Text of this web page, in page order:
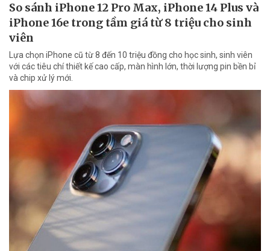
So sánh iPhone 12 Pro Max, iPhone 14 Plus và
iPhone 16e trong tầm giá từ 8 triệu cho sinh
viên
Lựa chọn iPhone cũ từ 8 đến 10 triệu đồng cho học sinh, sinh viên
với các tiêu chí thiết kế cao cấp, màn hình lớn, thời lượng pin bền bỉ
và chip xử lý mới.